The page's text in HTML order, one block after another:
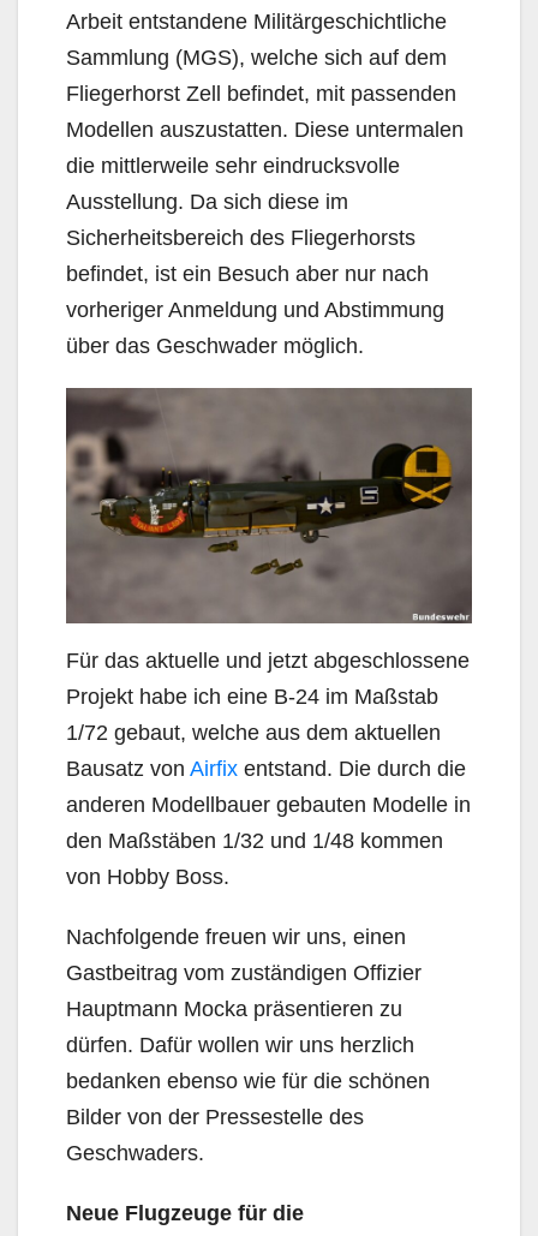
Arbeit entstandene Militärgeschichtliche
Sammlung (MGS), welche sich auf dem
Fliegerhorst Zell befindet, mit passenden
Modellen auszustatten. Diese untermalen
die mittlerweile sehr eindrucksvolle
Ausstellung. Da sich diese im
Sicherheitsbereich des Fliegerhorsts
befindet, ist ein Besuch aber nur nach
vorheriger Anmeldung und Abstimmung
über das Geschwader möglich.
Für das aktuelle und jetzt abgeschlossene
Projekt habe ich eine B-24 im Maßstab
1/72 gebaut, welche aus dem aktuellen
Bausatz von Airfix entstand. Die durch die
anderen Modellbauer gebauten Modelle in
den Maßstäben 1/32 und 1/48 kommen
von Hobby Boss.
Nachfolgende freuen wir uns, einen
Gastbeitrag vom zuständigen Offizier
Hauptmann Mocka präsentieren zu
dürfen. Dafür wollen wir uns herzlich
bedanken ebenso wie für die schönen
Bilder von der Pressestelle des
Geschwaders.
Neue Flugzeuge für die